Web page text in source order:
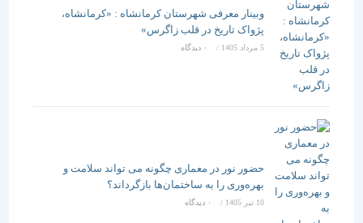
وبینار معرفی شهرستان کرمانشاه : «کرمانشاه،
پژواک تاریخ در قلب زاگرس»
5 مرداد 1405 / ۰ دیدگاه
حضور نور در معماری چگونه می تواند سلامت و
بهره‌وری را به ساختمان‌ها بازگرداند؟
/ ۰ دیدگاه